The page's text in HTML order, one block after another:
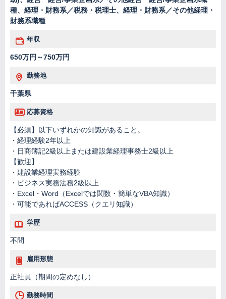
種、経理・財務系／税務・税理士、経理・財務系／その他経理・
財務系職種
年収
650万円～750万円
勤務地
千葉県
応募資格
【必須】以下いずれかの知識があること。
・経理経験2年以上
・日商簿記2級以上または建設業経理事務士2級以上
【歓迎】
・建設業経理実務経験
・ビジネス実務法務2級以上
・Excel・Word（Excelでは関数・簡単なVBA知識）
・可能であればACCESS（クエリ知識）
学歴
不問
雇用形態
正社員（期間の定めなし）
勤務時間